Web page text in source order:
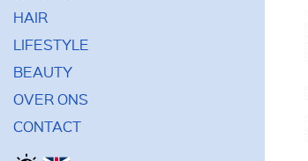
HAIR
LIFESTYLE
BEAUTY
OVER ONS
CONTACT